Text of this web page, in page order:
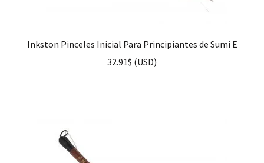
Inkston Pinceles Inicial Para Principiantes de Sumi E
32.91$ (USD)